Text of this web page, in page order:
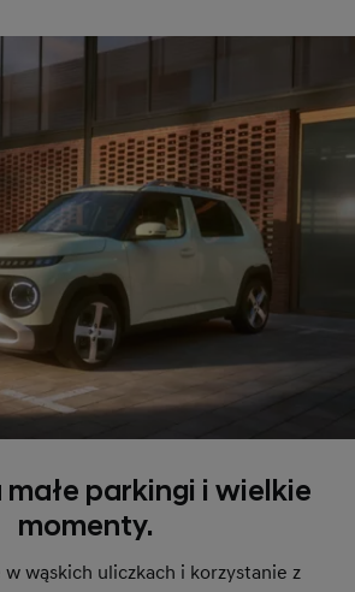
parkingi i wielkie
momenty.
wąskich uliczkach i korzystanie z